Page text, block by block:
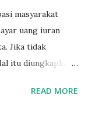
masyarakat
uang iuran
Jika tidak
itu diungkapkan
ada
READ MORE